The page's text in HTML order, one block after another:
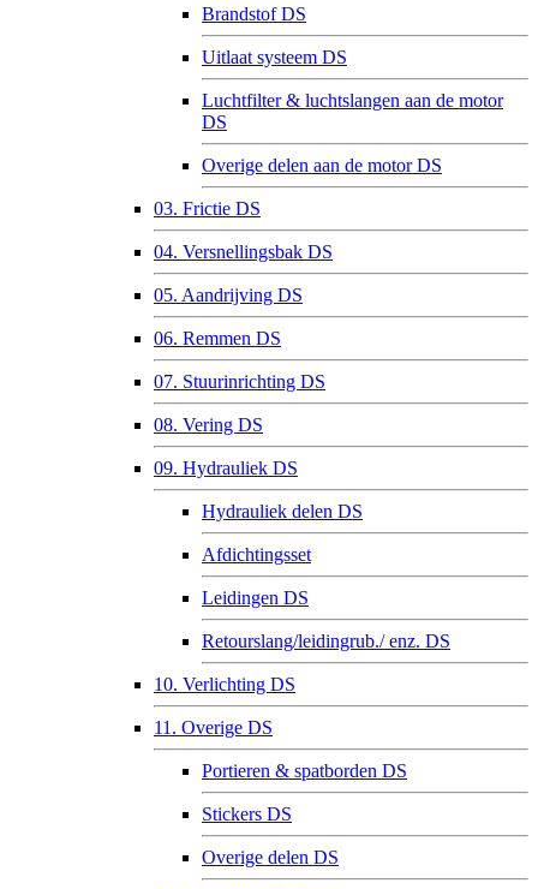
Brandstof DS
Uitlaat systeem DS
Luchtfilter & luchtslangen aan de motor
DS
Overige delen aan de motor DS
03. Frictie DS
04. Versnellingsbak DS
05. Aandrijving DS
06. Remmen DS
07. Stuurinrichting DS
08. Vering DS
09. Hydrauliek DS
Hydrauliek delen DS
Afdichtingsset
Leidingen DS
Retourslang/leidingrub./ enz. DS
10. Verlichting DS
11. Overige DS
Portieren & spatborden DS
Stickers DS
Overige delen DS